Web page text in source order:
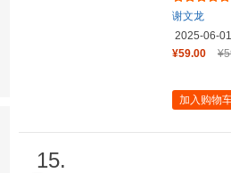
谢文龙
2025-06-01
¥59.00
加入购物
15.